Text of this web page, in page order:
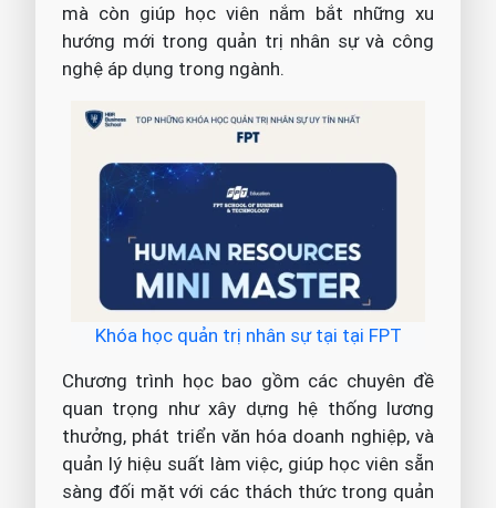
mà còn giúp học viên nắm bắt những xu
hướng mới trong quản trị nhân sự và công
nghệ áp dụng trong ngành.
Khóa học quản trị nhân sự tại tại FPT
Chương trình học bao gồm các chuyên đề
quan trọng như xây dựng hệ thống lương
thưởng, phát triển văn hóa doanh nghiệp, và
quản lý hiệu suất làm việc, giúp học viên sẵn
sàng đối mặt với các thách thức trong quản